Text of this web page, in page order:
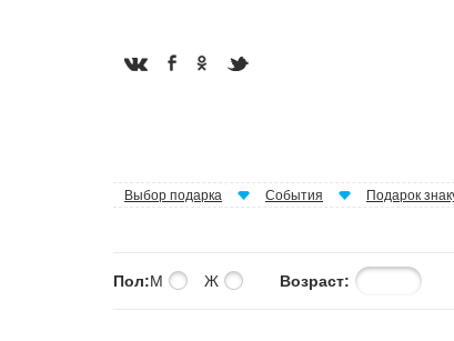
Выбор подарка События Подарок
Пол:М Ж Возраст: